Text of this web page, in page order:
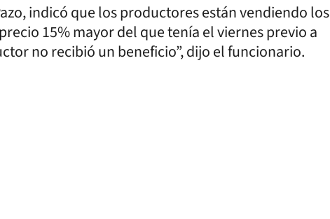
indicó que los productores están vendiendo los
15% mayor del que tenía el viernes previo a
no recibió un beneficio”, dijo el funcionario.